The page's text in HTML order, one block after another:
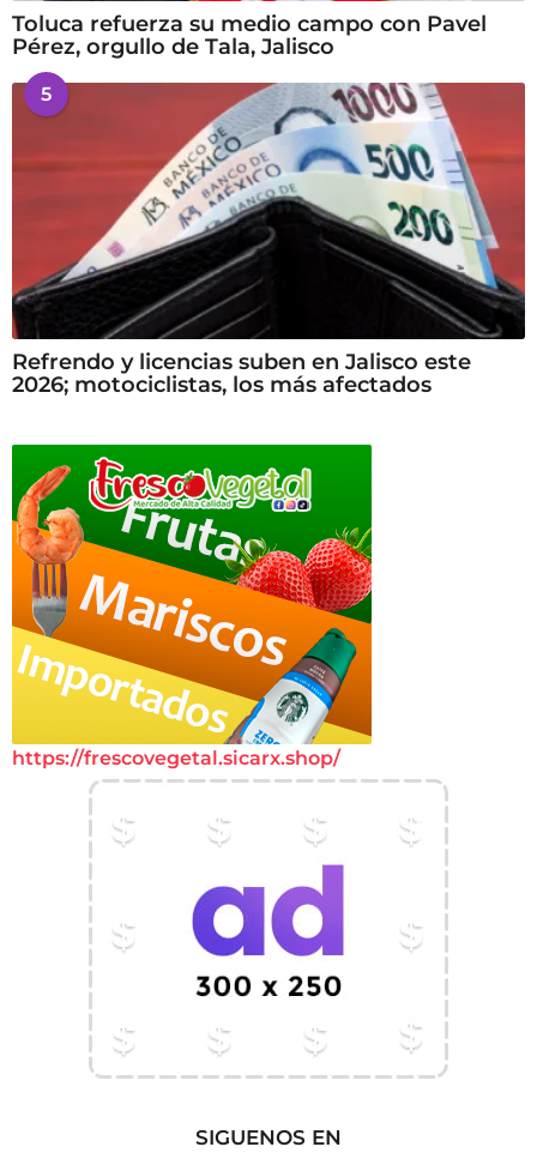
Toluca refuerza su medio campo con Pavel
Pérez, orgullo de Tala, Jalisco
5
Refrendo y licencias suben en Jalisco este
2026; motociclistas, los más afectados
https://frescovegetal.sicarx.shop/
SIGUENOS EN